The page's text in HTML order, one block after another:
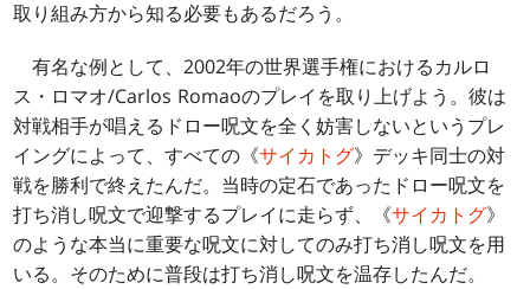
取り組み方から知る必要もあるだろう。
有名な例として、2002年の世界選手権におけるカルロ
ス・ロマオ/Carlos Romaoのプレイを取り上げよう。彼は
対戦相手が唱えるドロー呪文を全く妨害しないというプレ
イングによって、すべての《サイカトグ》デッキ同士の対
戦を勝利で終えたんだ。当時の定石であったドロー呪文を
打ち消し呪文で迎撃するプレイに走らず、《サイカトグ》
のような本当に重要な呪文に対してのみ打ち消し呪文を用
いる。そのために普段は打ち消し呪文を温存したんだ。